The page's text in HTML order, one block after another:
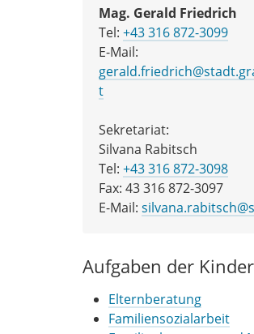
Mag. Gerald Friedrich
Tel: +43 316 872-3099
E-Mail:
t
Sekretariat:
Silvana Rabitsch
Tel: +43 316 872-3098
Fax: 43 316 872-3097
E-Mail:
Aufgaben der
Elternberatung
Familiensozialarbeit